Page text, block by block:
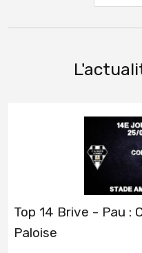
Top 14 Brive - Pau :
Paloise